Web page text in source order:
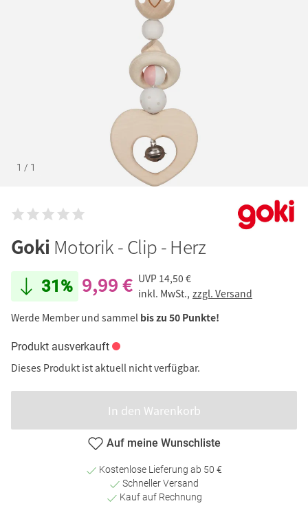
1 / 1
Goki Motorik - Clip - Herz
31% 9,99 € UVP 14,50 €
inkl. MwSt., zzgl. Versand
Werde Member und sammel bis zu 50 Punkte!
Produkt ausverkauft
Dieses Produkt ist aktuell nicht verfügbar.
In den Warenkorb
Auf meine Wunschliste
Kostenlose Lieferung ab 50 €
Schneller Versand
Kauf auf Rechnung